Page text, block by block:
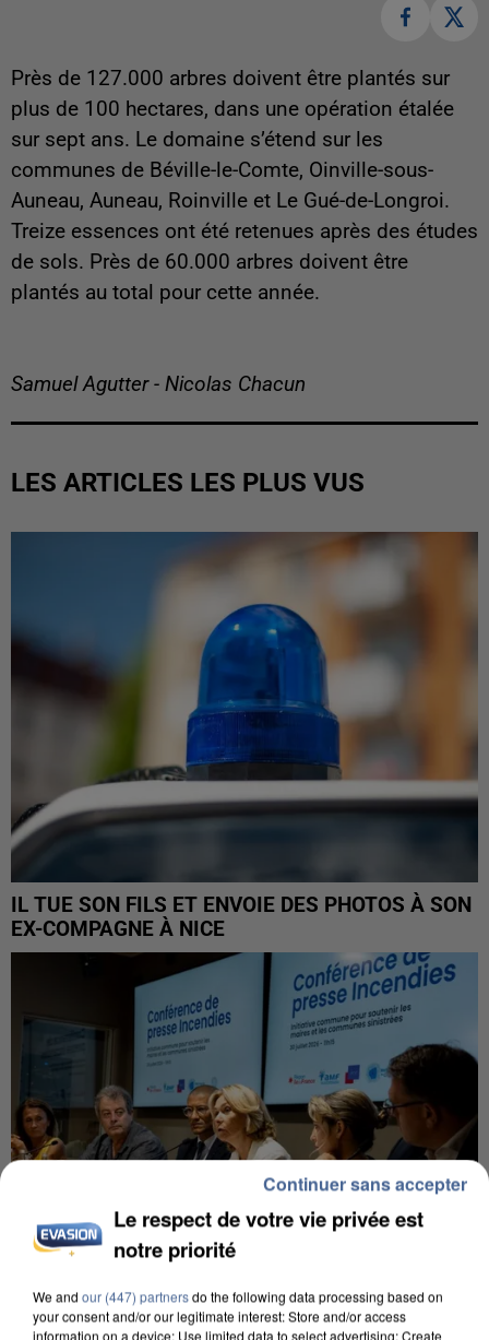
Près de 127.000 arbres doivent être plantés sur
plus de 100 hectares, dans une opération étalée
sur sept ans. Le domaine s’étend sur les
communes de Béville-le-Comte, Oinville-sous-
Auneau, Auneau, Roinville et Le Gué-de-Longroi.
Treize essences ont été retenues après des études
de sols. Près de 60.000 arbres doivent être
plantés au total pour cette année.
Samuel Agutter - Nicolas Chacun
LES ARTICLES LES PLUS VUS
IL TUE SON FILS ET ENVOIE DES PHOTOS À SON
EX-COMPAGNE À NICE
INCENDIES : L’ÎLE-DE-FRANCE LANCE UN ÉLAN
Le respect de votre vie privée est
notre priorité
We and our (447) partnersdo the following data processing based on
your consent and/or our legitimate interest: Store and/or access
information on a device; Use limited data to select advertising; Create
Continuer sans accepter